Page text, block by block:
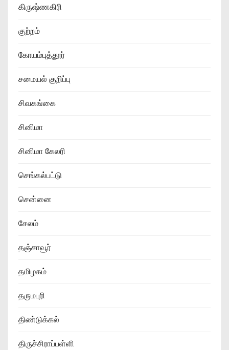
கிருஷ்ணகிரி
குற்றம்
கோயம்புத்தூர்
சமையல் குறிப்பு
சிவகங்கை
சினிமா
சினிமா கேலரி
செங்கல்பட்டு
சென்னை
சேலம்
தஞ்சாவூர்
தமிழகம்
தருமபுரி
திண்டுக்கல்
திருச்சிராப்பள்ளி